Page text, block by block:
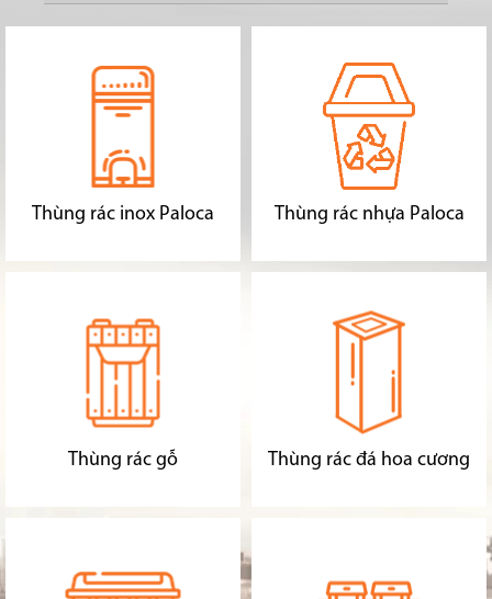
Thùng rác inox Paloca Thùng rác nhựa Paloca
Thùng rác gỗ Thùng rác đá hoa cương